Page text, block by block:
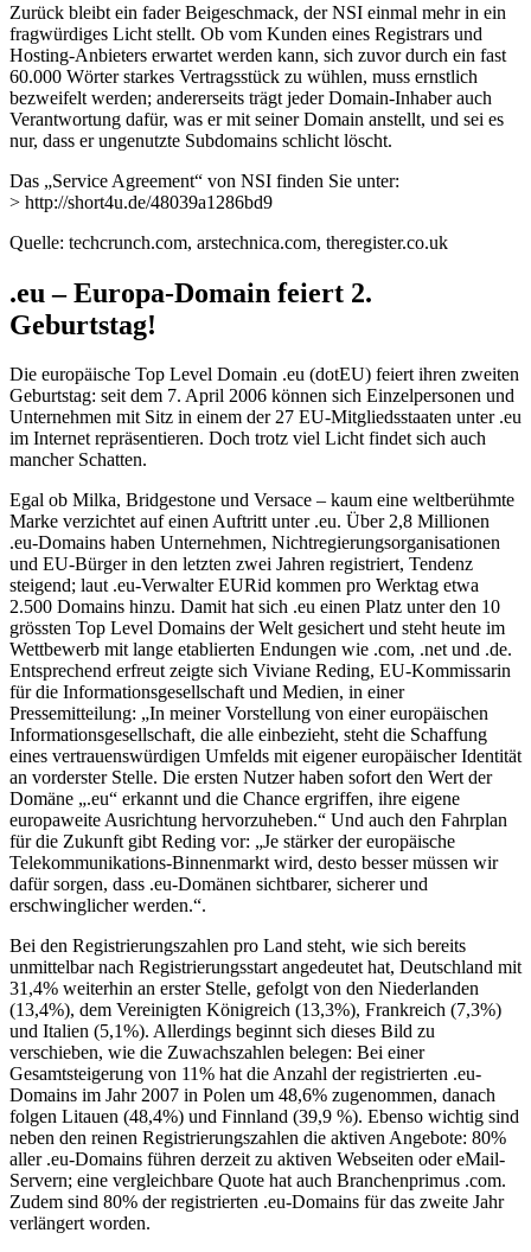
Zurück bleibt ein fader Beigeschmack, der NSI einmal mehr in ein
fragwürdiges Licht stellt. Ob vom Kunden eines Registrars und
Hosting-Anbieters erwartet werden kann, sich zuvor durch ein fast
60.000 Wörter starkes Vertragsstück zu wühlen, muss ernstlich
bezweifelt werden; andererseits trägt jeder Domain-Inhaber auch
Verantwortung dafür, was er mit seiner Domain anstellt, und sei es
nur, dass er ungenutzte Subdomains schlicht löscht.
Das „Service Agreement“ von NSI finden Sie unter:
> http://short4u.de/48039a1286bd9
Quelle: techcrunch.com, arstechnica.com, theregister.co.uk
.eu – Europa-Domain feiert 2.
Geburtstag!
Die europäische Top Level Domain .eu (dotEU) feiert ihren zweiten
Geburtstag: seit dem 7. April 2006 können sich Einzelpersonen und
Unternehmen mit Sitz in einem der 27 EU-Mitgliedsstaaten unter .eu
im Internet repräsentieren. Doch trotz viel Licht findet sich auch
mancher Schatten.
Egal ob Milka, Bridgestone und Versace – kaum eine weltberühmte
Marke verzichtet auf einen Auftritt unter .eu. Über 2,8 Millionen
.eu-Domains haben Unternehmen, Nichtregierungsorganisationen
und EU-Bürger in den letzten zwei Jahren registriert, Tendenz
steigend; laut .eu-Verwalter EURid kommen pro Werktag etwa
2.500 Domains hinzu. Damit hat sich .eu einen Platz unter den 10
grössten Top Level Domains der Welt gesichert und steht heute im
Wettbewerb mit lange etablierten Endungen wie .com, .net und .de.
Entsprechend erfreut zeigte sich Viviane Reding, EU-Kommissarin
für die Informationsgesellschaft und Medien, in einer
Pressemitteilung: „In meiner Vorstellung von einer europäischen
Informationsgesellschaft, die alle einbezieht, steht die Schaffung
eines vertrauenswürdigen Umfelds mit eigener europäischer Identität
an vorderster Stelle. Die ersten Nutzer haben sofort den Wert der
Domäne „.eu“ erkannt und die Chance ergriffen, ihre eigene
europaweite Ausrichtung hervorzuheben.“ Und auch den Fahrplan
für die Zukunft gibt Reding vor: „Je stärker der europäische
Telekommunikations-Binnenmarkt wird, desto besser müssen wir
dafür sorgen, dass .eu-Domänen sichtbarer, sicherer und
erschwinglicher werden.“.
Bei den Registrierungszahlen pro Land steht, wie sich bereits
unmittelbar nach Registrierungsstart angedeutet hat, Deutschland mit
31,4% weiterhin an erster Stelle, gefolgt von den Niederlanden
(13,4%), dem Vereinigten Königreich (13,3%), Frankreich (7,3%)
und Italien (5,1%). Allerdings beginnt sich dieses Bild zu
verschieben, wie die Zuwachszahlen belegen: Bei einer
Gesamtsteigerung von 11% hat die Anzahl der registrierten .eu-
Domains im Jahr 2007 in Polen um 48,6% zugenommen, danach
folgen Litauen (48,4%) und Finnland (39,9 %). Ebenso wichtig sind
neben den reinen Registrierungszahlen die aktiven Angebote: 80%
aller .eu-Domains führen derzeit zu aktiven Webseiten oder eMail-
Servern; eine vergleichbare Quote hat auch Branchenprimus .com.
Zudem sind 80% der registrierten .eu-Domains für das zweite Jahr
verlängert worden.